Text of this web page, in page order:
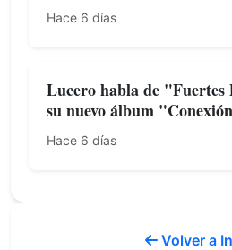
Hace 6 días
Lucero habla de "Fuertes
su nuevo álbum
Hace 6 días
Volver a